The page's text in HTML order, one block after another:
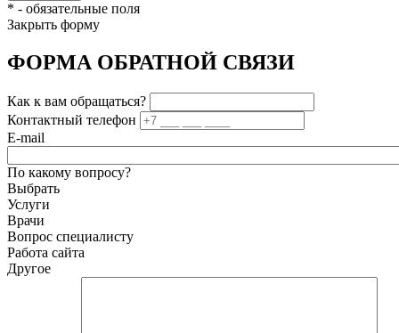
* - обязательные поля
Закрыть форму
ФОРМА ОБРАТНОЙ СВЯЗИ
Как к вам обращаться?
Контактный телефон
E-mail
По какому вопросу?
Выбрать
Услуги
Врачи
Вопрос специалисту
Работа сайта
Другое